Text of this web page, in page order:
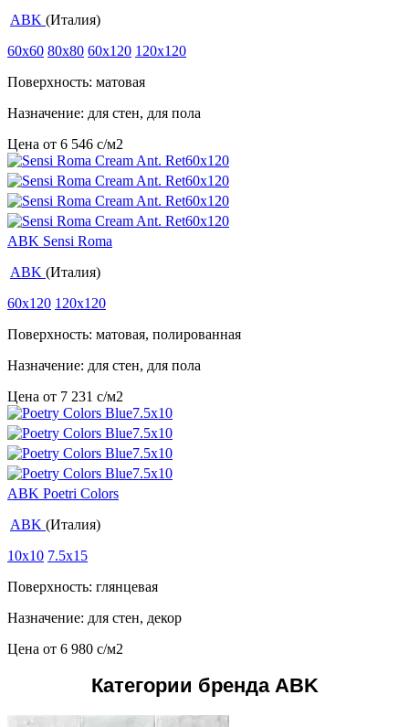
ABK (Италия)
60x60 80x80 60x120 120x120
Поверхность: матовая
Назначение: для стен, для пола
Цена от 6 546 c/м2
ABK Sensi Roma
ABK (Италия)
60x120 120x120
Поверхность: матовая, полированная
Назначение: для стен, для пола
Цена от 7 231 c/м2
ABK Poetri Colors
ABK (Италия)
10x10 7.5x15
Поверхность: глянцевая
Назначение: для стен, декор
Цена от 6 980 c/м2
Категории бренда ABK